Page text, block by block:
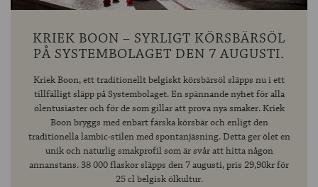
KRIEK BOON – SYRLIGT KÖRSBÄRSÖL
PÅ SYSTEMBOLAGET DEN 7 AUGUSTI.
Kriek Boon, ett traditionellt belgiskt körsbärsöl släpps nu i ett
tillfälligt släpp på Systembolaget. En spännande nyhet för alla
ölentusiaster och för de som gillar att prova nya smaker. Kriek
Boon bryggs med enbart färska körsbär och enligt den
traditionella lambic-stilen med spontanjäsning. Detta ger ölet en
unik och naturlig smakprofil som är svår att hitta någon
annanstans. 38 000 flaskor släpps den 7 augusti, pris 29,90kr för
25 cl belgisk ölkultur.